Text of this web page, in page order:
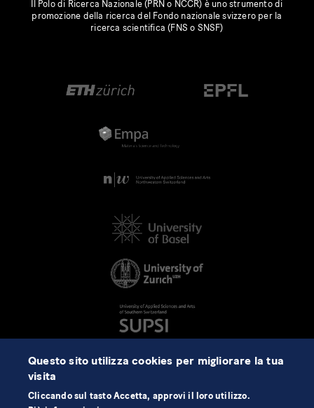
Il Polo di Ricerca Nazionale (PRN o NCCR) è uno strumento di
promozione della ricerca del Fondo nazionale svizzero per la
ricerca scientifica (FNS o SNSF)
Questo sito utilizza cookies per migliorare la tua
visita
Cliccando sul tasto Accetta, approvi il loro utilizzo.